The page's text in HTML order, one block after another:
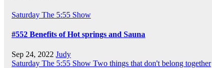
Saturday The 5:55 Show
#552 Benefits of Hot springs and Sauna
Sep 24, 2022 Judy
Saturday The 5:55 Show Two things that don't belong together